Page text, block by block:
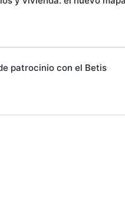
patrocinio con el Betis